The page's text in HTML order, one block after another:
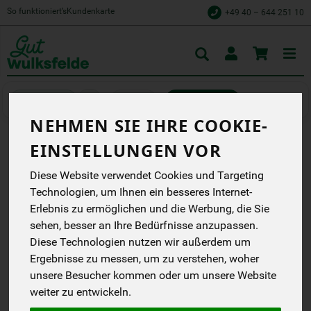
NEHMEN SIE IHRE COOKIE-
EINSTELLUNGEN VOR
Diese Website verwendet Cookies und Targeting
Technologien, um Ihnen ein besseres Internet-
Erlebnis zu ermöglichen und die Werbung, die Sie
sehen, besser an Ihre Bedürfnisse anzupassen.
Diese Technologien nutzen wir außerdem um
Ergebnisse zu messen, um zu verstehen, woher
unsere Besucher kommen oder um unsere Website
weiter zu entwickeln.
So funktioniert’s Kundenkarte +49 40 – 644 251 10
WIENER WÜRSTCHEN
Auf Nitritpökelsalz,
Hefeextrakt und andere
Zusatzstoffe verzichten
wir aus Überzeugung.
Ohne Gluten, ohne
Laktose.
Ökoland
Handelsklasse--
Toggle
cart